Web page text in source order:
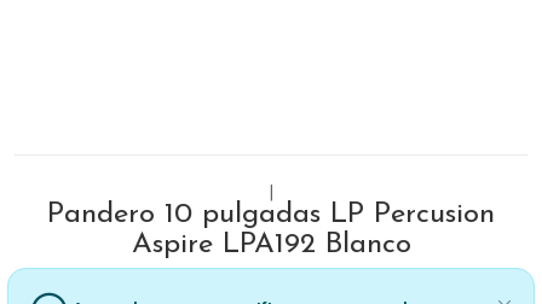
Pandero 10 pulgadas LP Percusion
Aspire LPA192 Blanco